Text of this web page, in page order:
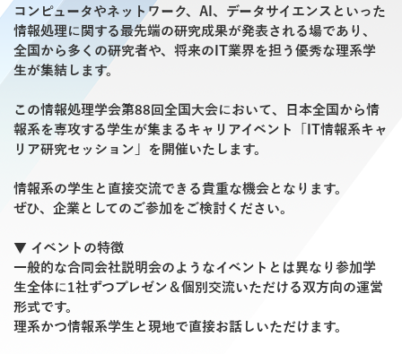
コンピュータやネットワーク、AI、データサイエンスといった
情報処理に関する最先端の研究成果が発表される場であり、
全国から多くの研究者や、将来のIT業界を担う優秀な理系学
生が集結します。
この情報処理学会第88回全国大会において、日本全国から情
報系を専攻する学生が集まるキャリアイベント「IT情報系キャ
リア研究セッション」を開催いたします。
情報系の学生と直接交流できる貴重な機会となります。
ぜひ、企業としてのご参加をご検討ください。
▼ イベントの特徴
一般的な合同会社説明会のようなイベントとは異なり参加学
生全体に1社ずつプレゼン＆個別交流いただける双方向の運営
形式です。
理系かつ情報系学生と現地で直接お話しいただけます。